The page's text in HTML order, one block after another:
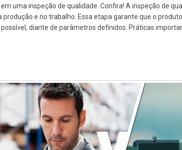
uma inspeção de qualidade. Confira! A inspeção de
e no trabalho. Essa etapa garante que o
diante de parâmetros definidos. Práticas